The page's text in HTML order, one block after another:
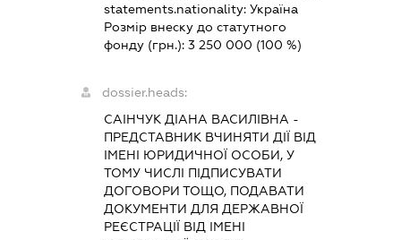
statements.nationality:Україна
Розмір внеску до статутного
фонду (грн.):3 250 000 (100 %)
dossier.heads:
САІНЧУК ДІАНА ВАСИЛІВНА -
ПРЕДСТАВНИК ВЧИНЯТИ ДІЇ ВІД
ІМЕНІ ЮРИДИЧНОЇ ОСОБИ, У
ТОМУ ЧИСЛІ ПІДПИСУВАТИ
ДОГОВОРИ ТОЩО, ПОДАВАТИ
ДОКУМЕНТИ ДЛЯ ДЕРЖАВНОЇ
РЕЄСТРАЦІЇ ВІД ІМЕНІ